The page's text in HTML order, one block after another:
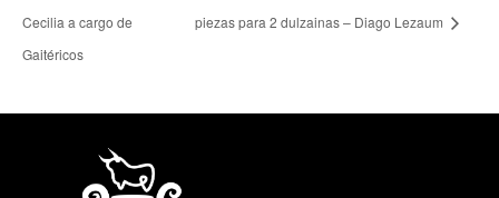
Cecilia a cargo de
Gaitéricos
piezas para 2 dulzainas – Diago Lezaum